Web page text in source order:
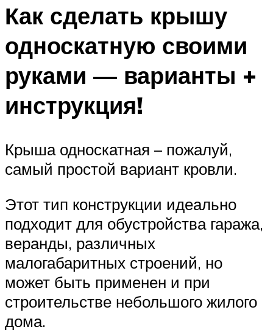
Как сделать крышу
односкатную своими
руками — варианты +
инструкция!
Крыша односкатная – пожалуй,
самый простой вариант кровли.
Этот тип конструкции идеально
подходит для обустройства гаража,
веранды, различных
малогабаритных строений, но
может быть применен и при
строительстве небольшого жилого
дома.